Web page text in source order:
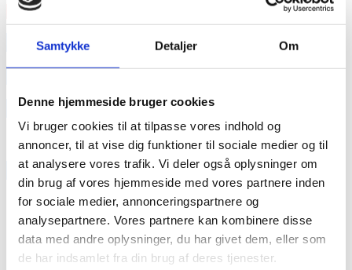
Samtykke Detaljer Om
Denne hjemmeside bruger cookies
Vi bruger cookies til at tilpasse vores indhold og
annoncer, til at vise dig funktioner til sociale medier og til
at analysere vores trafik. Vi deler også oplysninger om
din brug af vores hjemmeside med vores partnere inden
for sociale medier, annonceringspartnere og
analysepartnere. Vores partnere kan kombinere disse
data med andre oplysninger, du har givet dem, eller som
de har indsamlet fra din brug af deres tjenester.
Læs mere
annonce
annonce
Like us
RAINBOW BUSINESS DENMARK